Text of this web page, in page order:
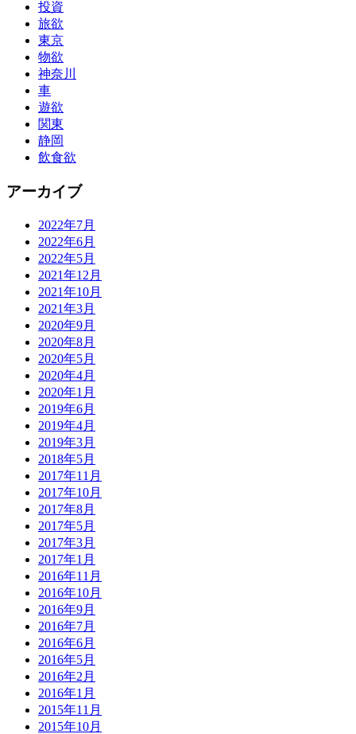
投資
旅欲
東京
物欲
神奈川
車
遊欲
関東
静岡
飲食欲
アーカイブ
2022年7月
2022年6月
2022年5月
2021年12月
2021年10月
2021年3月
2020年9月
2020年8月
2020年5月
2020年4月
2020年1月
2019年6月
2019年4月
2019年3月
2018年5月
2017年11月
2017年10月
2017年8月
2017年5月
2017年3月
2017年1月
2016年11月
2016年10月
2016年9月
2016年7月
2016年6月
2016年5月
2016年2月
2016年1月
2015年11月
2015年10月